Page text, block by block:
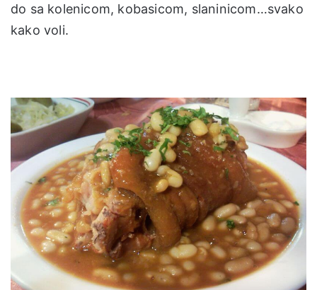
do sa kolenicom, kobasicom, slaninicom…svako
kako voli.